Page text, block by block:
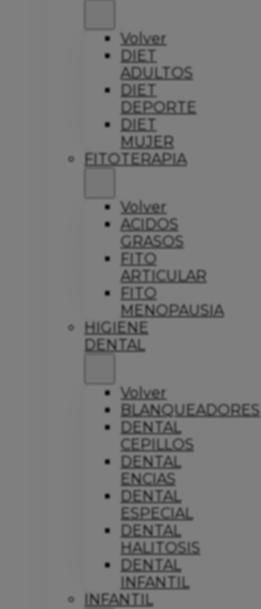
Volver
DIET
ADULTOS
DIET
DEPORTE
DIET
MUJER
FITOTERAPIA
Volver
ACIDOS
GRASOS
FITO
ARTICULAR
FITO
MENOPAUSIA
HIGIENE
DENTAL
Volver
BLANQUEADORES
DENTAL
CEPILLOS
DENTAL
ENCIAS
DENTAL
ESPECIAL
DENTAL
HALITOSIS
DENTAL
INFANTIL
INFANTIL